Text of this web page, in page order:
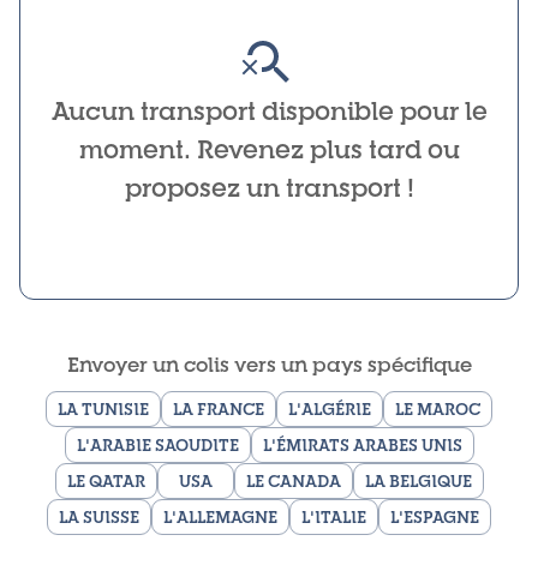
Aucun transport disponible pour le
moment. Revenez plus tard ou
proposez un transport !
Envoyer un colis vers un pays spécifique
LA TUNISIE LA FRANCE L'ALGÉRIE
LE MAROC
L'ARABIE SAOUDITE
L'ÉMIRATS ARABES UNIS
LE QATAR
USA LE CANADA
LA BELGIQUE
LA SUISSE
L'ALLEMAGNE L'ITALIE L'ESPAGNE